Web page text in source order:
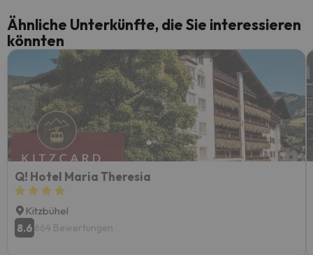
Ähnliche Unterkünfte, die Sie interessieren
könnten
Q! Hotel Maria Theresia
Kitzbühel
8.6 664 Bewertungen